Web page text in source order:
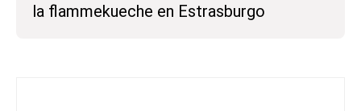
la flammekueche en Estrasburgo